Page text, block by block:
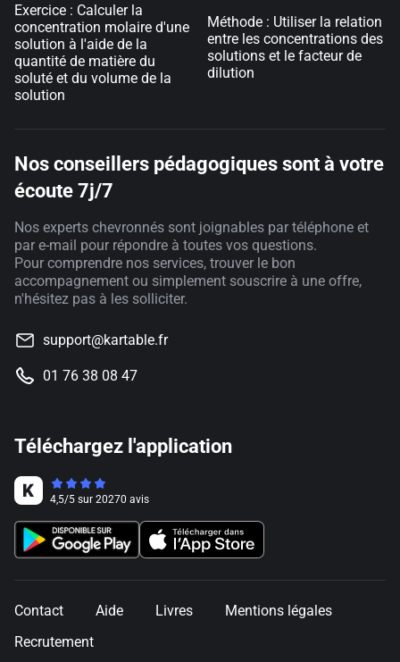
Exercice : Calculer la
concentration molaire d'une
solution à l'aide de la
quantité de matière du
soluté et du volume de la
solution
Méthode : Utiliser la relation
entre les concentrations des
solutions et le facteur de
dilution
Nos conseillers pédagogiques sont à votre
écoute 7j/7
Nos experts chevronnés sont joignables par téléphone et
par e-mail pour répondre à toutes vos questions.
Pour comprendre nos services, trouver le bon
accompagnement ou simplement souscrire à une offre,
n'hésitez pas à les solliciter.
support@kartable.fr
01 76 38 08 47
Téléchargez l'application
4,5/5 sur 20270 avis
Contact Aide Livres
Mentions légales
Recrutement